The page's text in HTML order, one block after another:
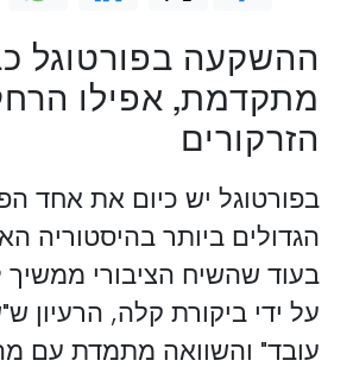
ההשקעה בפורטוגל
מתקדמת, אפילו
הזרקורים
בפורטוגל יש כיום את אחד
הגדולים ביותר בהיסטוריה
בעוד שהשיח הציבורי ממשיך
על ידי ביקורת קלה, הרעיון
עובד" והשוואה מתמדת עם